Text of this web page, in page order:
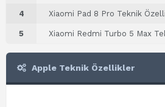
4 Xiaomi Pad 8 Pro Teknik
5 Xiaomi Redmi Turbo 5 Max
Apple Teknik Özellikler